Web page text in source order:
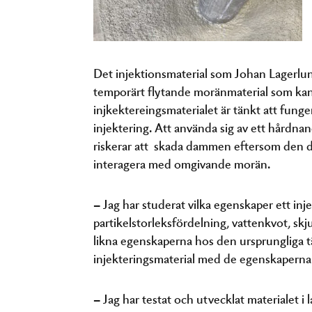
Det injektionsmaterial som Johan
temporärt flytande moränmaterial som
injkektereingsmaterialet är tänkt att
injektering. Att använda sig av ett
riskerar att skada dammen eftersom den
interagera med omgivande morän.
– Jag har studerat vilka egenskaper ett
partikelstorleksfördelning, vattenkvot,
likna egenskaperna hos den
injekteringsmaterial med de
– Jag har testat och utvecklat materialet